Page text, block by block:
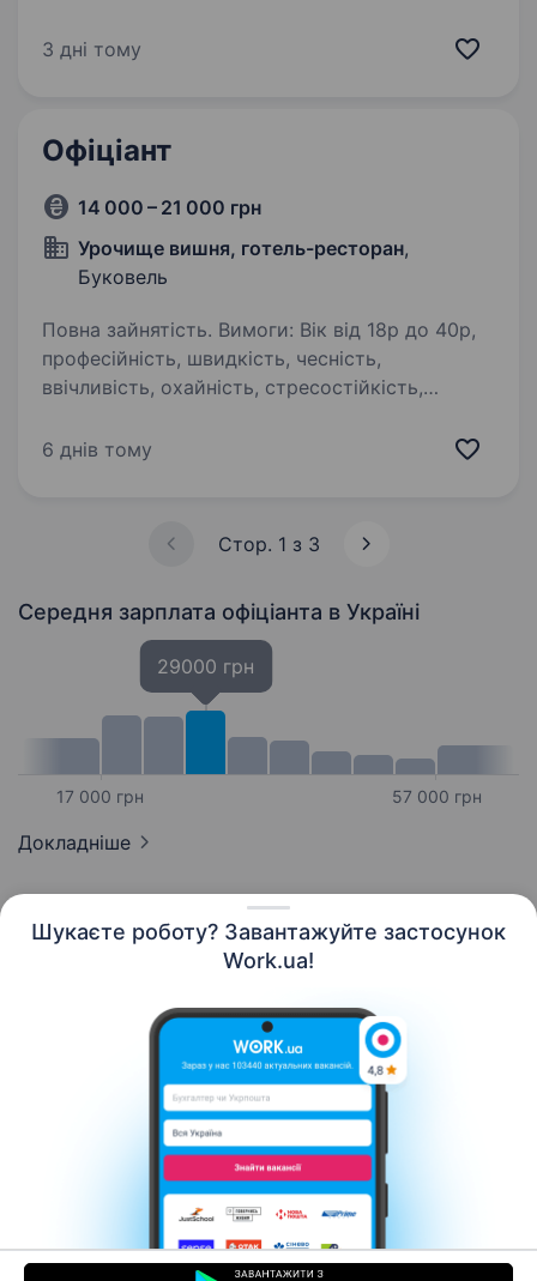
Шукаєте роботу? Завантажуйте застосунок
Work.ua!
та енергійних людей на посаду офіціанта
3 дні тому
Офіціант
14 000 – 21 000 грн
Урочище вишня, готель-ресторан,
Буковель
Повна зайнятість. Вимоги: Вік від 18р до 40р,
професійність, швидкість, чесність,
ввічливість, охайність, стресостійкість,
тиждні через 2, харчування проживання
6 днів тому
Стор. 1 з 3
Середня зарплата офіціанта в Україні
17 000 грн
29000 грн
57 000 грн
Докладніше
Контакти Про нас
Кар’єра
Допомога Умови використання